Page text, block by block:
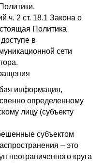
ч. 2 ст. 18.1 Закона о
Политика
в
сети
информация,
определенному
лицу (субъекту
субъектом
– это
неограниченного круга